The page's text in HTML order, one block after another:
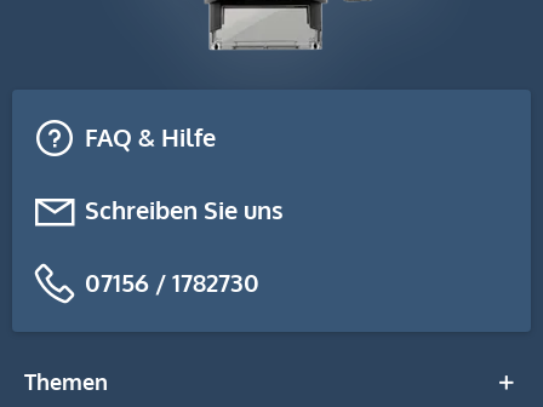
FAQ & Hilfe
Schreiben Sie uns
07156 / 1782730
Themen